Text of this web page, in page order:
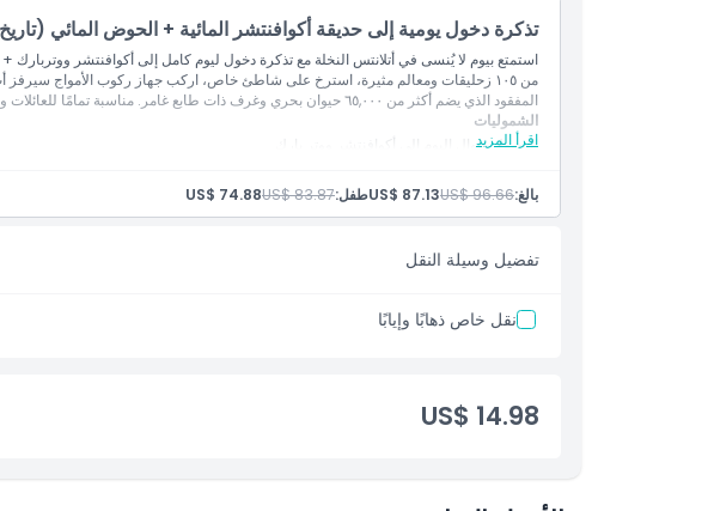
تذكرة دخول يومية إلى حديقة أكوافنتشر المائية + الحوض المائي
استمتع بيوم لا يُنسى في أتلانتس النخلة مع تذكرة دخول ليوم كامل إلى أكوافنتشر ووتربارك +
من ١٠٥ زحليقات ومعالم مثيرة، استرخ على شاطئ خاص، اركب جهاز ركوب الأمواج
المفقود الذي يضم أكثر من ٦٥,٠٠٠ حيوان بحري وغرف ذات طابع غامر. مناسبة تمامًا للعائلات وعشاق المغامرة في دبي.
اقرأ المزيد
الشموليات
الوصول طوال اليوم إلى أكوافنتشر ووتر بارك
الوصول إلى الشاطئ الخاص وراكب الأمواج سيرفز أب
الوصول إلى منطقة لعب الأطفال سبلاشيرز
دخول إلى منطقة مشاهدة بحيرة السفير
بالغ:US$ 96.66
US$ 87.13طفل:US$ 83.87
US$ 74.88
تفضيل وسيلة النقل
نقل خاص ذهابًا وإيابًا
US$ 14.98